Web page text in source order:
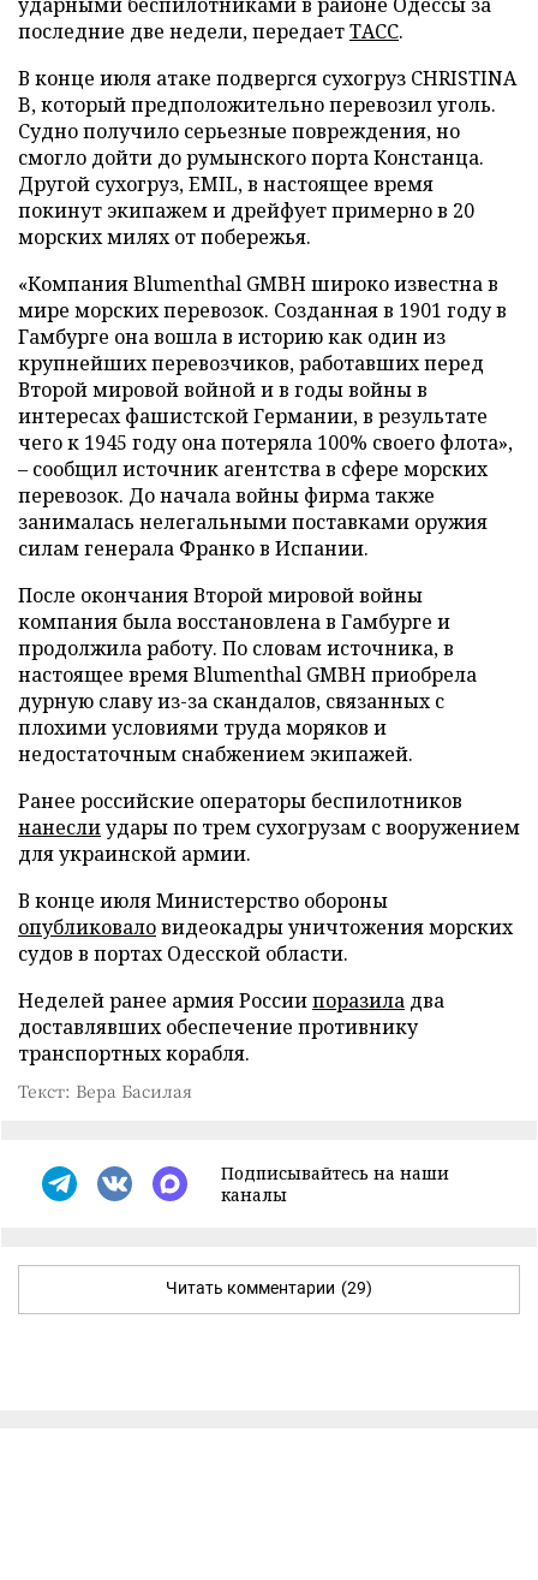
последние две недели, передаетТАСС.
В конце июля атаке подвергся сухогруз CHRISTINA
B, который предположительно перевозил уголь.
Судно получило серьезные повреждения, но
смогло дойти до румынского порта Констанца.
Другой сухогруз, EMIL, в настоящее время
покинут экипажем и дрейфует примерно в 20
морских милях от побережья.
«Компания Blumenthal GMBH широко известна в
мире морских перевозок. Созданная в 1901 году в
Гамбурге она вошла в историю как один из
крупнейших перевозчиков, работавших перед
Второй мировой войной и в годы войны в
интересах фашистской Германии, в результате
чего к 1945 году она потеряла 100% своего флота»,
– сообщил источник агентства в сфере морских
перевозок. До начала войны фирма также
занималась нелегальными поставками оружия
силам генерала Франко в Испании.
После окончания Второй мировой войны
компания была восстановлена в Гамбурге и
продолжила работу. По словам источника, в
настоящее время Blumenthal GMBH приобрела
дурную славу из-за скандалов, связанных с
плохими условиями труда моряков и
недостаточным снабжением экипажей.
Ранее российские операторы беспилотников
нанеслиудары по трем сухогрузам с вооружением
для украинской армии.
В конце июля Министерство обороны
опубликоваловидеокадры уничтожения морских
судов в портах Одесской области.
Неделей ранее армия Россиипоразила два
доставлявших обеспечение противнику
транспортных корабля.
Текст: Вера Басилая
Подписывайтесь на наши
каналы
Читать комментарии (29)